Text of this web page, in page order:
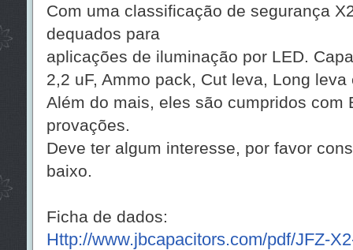
Com uma classificação de segurança
dequados para
aplicações de iluminação por LED.
2,2 uF, Ammo pack, Cut leva, Long
Além do mais, eles são cumpridos com
provações.
Deve ter algum interesse, por favor
baixo.
Ficha de dados:
Http://www.jbcapacitors.com/pdf/JFZ-